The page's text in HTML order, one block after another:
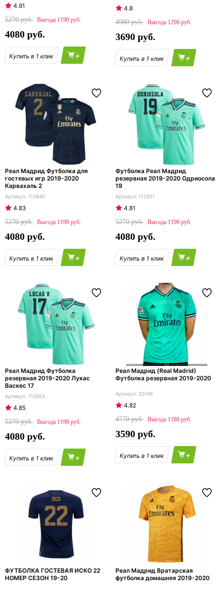
4.91
5270
1190
4080
+
4.8
4980
1290
3690
+
Реал Мадрид Футболка для
гостевых игр 2019-2020
Карвахаль 2
112840
4.83
5270
1190
4080
+
Футболка Реал Мадрид
резервная 2019-2020 Одриосола
19
112851
4.81
5270
1190
4080
+
Реал Мадрид Футболка
резервная 2019-2020 Лукас
Васкес 17
112853
4.85
5270
1190
4080
+
Реал Мадрид (Real Madrid)
Футболка резервная 2019-2020
20145
4.82
4770
1180
3590
+
ФУТБОЛКА ГОСТЕВАЯ ИСКО 22
НОМЕР СЕЗОН 19-20
Реал Мадрид Вратарская
футболка домашняя 2019-2020